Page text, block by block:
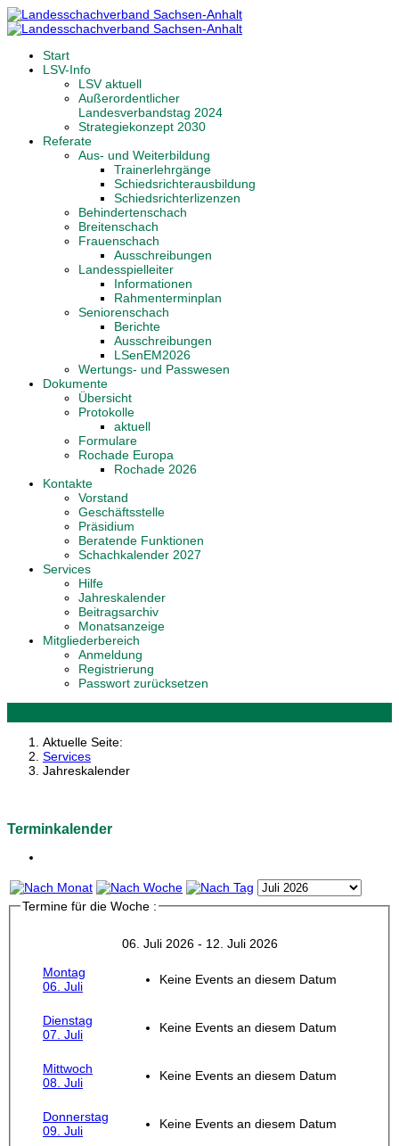
Start
LSV-Info
LSV aktuell
Außerordentlicher
Landesverbandstag 2024
Strategiekonzept 2030
Referate
Aus- und Weiterbildung
Trainerlehrgänge
Schiedsrichterausbildung
Schiedsrichterlizenzen
Behindertenschach
Breitenschach
Frauenschach
Ausschreibungen
Landesspielleiter
Informationen
Rahmenterminplan
Seniorenschach
Berichte
Ausschreibungen
LSenEM2026
Wertungs- und Passwesen
Dokumente
Übersicht
Protokolle
aktuell
Formulare
Rochade Europa
Rochade 2026
Kontakte
Vorstand
Geschäftsstelle
Präsidium
Beratende Funktionen
Schachkalender 2027
Services
Hilfe
Jahreskalender
Beitragsarchiv
Monatsanzeige
Mitgliederbereich
Anmeldung
Registrierung
Passwort zurücksetzen
Aktuelle Seite:
Services
Jahreskalender
Terminkalender
Termine für die Woche :
06. Juli 2026 - 12. Juli 2026
Montag
06. Juli
Keine Events an diesem Datum
Dienstag
07. Juli
Keine Events an diesem Datum
Mittwoch
08. Juli
Keine Events an diesem Datum
Donnerstag
09. Juli
Keine Events an diesem Datum